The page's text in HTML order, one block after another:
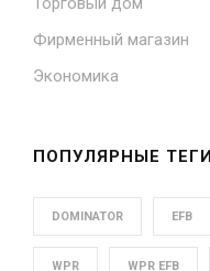
Фирменный магазин
Экономика
ПОПУЛЯРНЫЕ ТЕГИ
DOMINATOR EFB
WPR WPR EFB